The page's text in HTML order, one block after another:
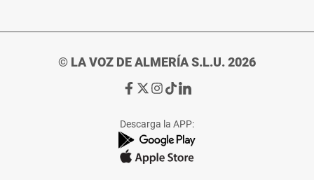
© LA VOZ DE ALMERÍA S.L.U. 2026
Ir
de
La
Voz
Ir
de
La
Voz
Ir
de
La
Voz
Ir
de
La
Voz
Ir
de
La
Voz
Descarga la APP: